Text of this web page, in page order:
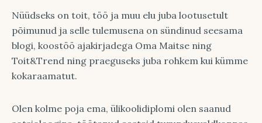
Nüüdseks on toit, töö ja muu elu juba lootusetult
põimunud ja selle tulemusena on sündinud seesama
blogi, koostöö ajakirjadega Oma Maitse ning
Toit&Trend ning praeguseks juba rohkem kui kümme
kokaraamatut.
Olen kolme poja ema, ülikoolidiplomi olen saanud